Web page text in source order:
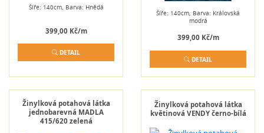
Šíře: 140cm, Barva: Hnědá
399,00 Kč/m
DETAIL
Šíře: 140cm, Barva: Královská
modrá
399,00 Kč/m
DETAIL
Žinylková potahová látka
jednobarevná MADLA
415/620 zelená
Žinylková potahová látka
květinová VENDY černo-bílá